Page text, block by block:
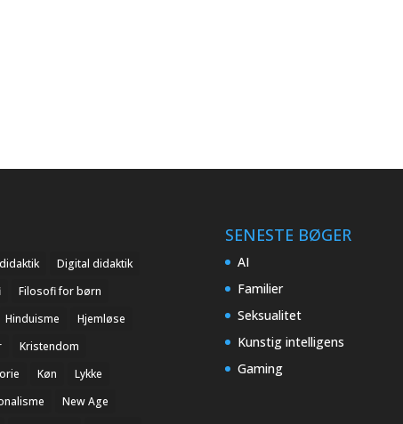
didaktik
Digital didaktik
Filosofi for børn
Hinduisme
Hjemløse
Kristendom
Køn
Lykke
New Age
SENESTE BØGER
AI
Familier
Seksualitet
Kunstig intelligens
Gaming